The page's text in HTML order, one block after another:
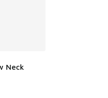
Neck